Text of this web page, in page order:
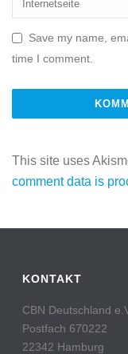
Save my name,
time I comment.
This site uses
comment data is
KONTAKT
CBN Deutschland
Postfach 670222
22342 Hamburg